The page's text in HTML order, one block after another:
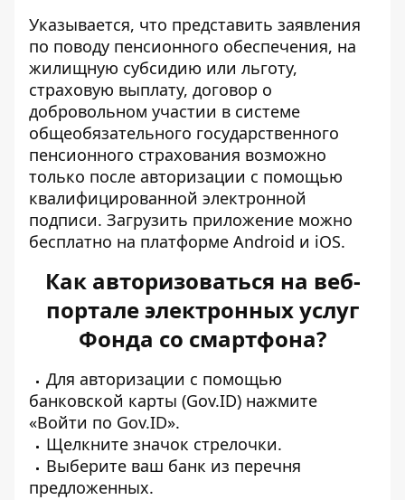
Указывается, что представить заявления
по поводу пенсионного обеспечения, на
жилищную субсидию или льготу,
страховую выплату, договор о
добровольном участии в системе
общеобязательного государственного
пенсионного страхования возможно
только после авторизации с помощью
квалифицированной электронной
подписи. Загрузить приложение можно
бесплатно на платформе Android и iOS.
Как авторизоваться на веб-
портале электронных услуг
Фонда со смартфона?
Для авторизации с помощью
банковской карты (Gov.ID) нажмите
«Войти по Gov.ID».
Щелкните значок стрелочки.
Выберите ваш банк из перечня
предложенных.